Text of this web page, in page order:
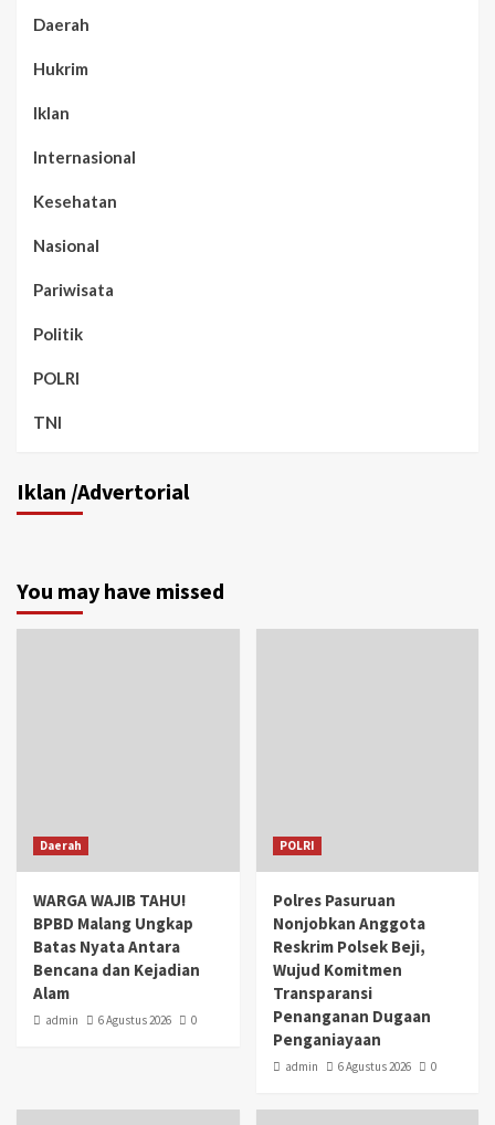
Daerah
Hukrim
Iklan
Internasional
Kesehatan
Nasional
Pariwisata
Politik
POLRI
TNI
Iklan /Advertorial
You may have missed
Daerah
WARGA WAJIB TAHU!
BPBD Malang Ungkap
Batas Nyata Antara
Bencana dan Kejadian
Alam
admin 6 Agustus 2026 0
POLRI
Polres Pasuruan
Nonjobkan Anggota
Reskrim Polsek Beji,
Wujud Komitmen
Transparansi
Penanganan Dugaan
Penganiayaan
admin 6 Agustus 2026 0